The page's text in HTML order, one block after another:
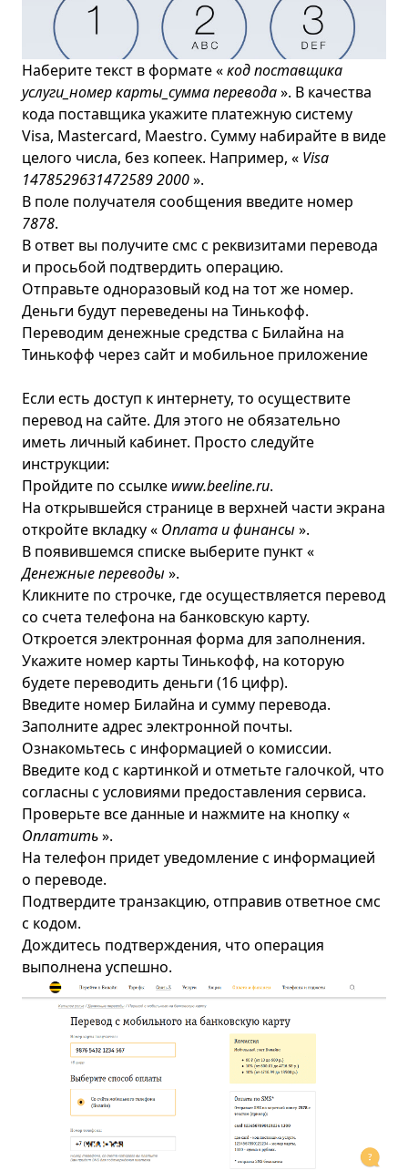
Наберите текст в формате «код поставщика
услуги_номер карты_сумма перевода». В качества
кода поставщика укажите платежную систему
Visa, Mastercard, Maestro. Сумму набирайте в виде
целого числа, без копеек. Например, « Visa
1478529631472589 2000».
В поле получателя сообщения введите номер
7878.
В ответ вы получите смс с реквизитами перевода
и просьбой подтвердить операцию.
Отправьте одноразовый код на тот же номер.
Деньги будут переведены на Тинькофф.
Переводим денежные средства с Билайна на
Тинькофф через сайт и мобильное приложение
Если есть доступ к интернету, то осуществите
перевод на сайте. Для этого не обязательно
иметь личный кабинет. Просто следуйте
инструкции:
Пройдите по ссылке www.beeline.ru.
На открывшейся странице в верхней части экрана
откройте вкладку « Оплата и финансы ».
В появившемся списке выберите пункт «
Денежные переводы ».
Кликните по строчке, где осуществляется перевод
со счета телефона на банковскую карту.
Откроется электронная форма для заполнения.
Укажите номер карты Тинькофф, на которую
будете переводить деньги (16 цифр).
Введите номер Билайна и сумму перевода.
Заполните адрес электронной почты.
Ознакомьтесь с информацией о комиссии.
Введите код с картинкой и отметьте галочкой, что
согласны с условиями предоставления сервиса.
Проверьте все данные и нажмите на кнопку «
Оплатить».
На телефон придет уведомление с информацией
о переводе.
Подтвердите транзакцию, отправив ответное смс
с кодом.
Дождитесь подтверждения, что операция
выполнена успешно.